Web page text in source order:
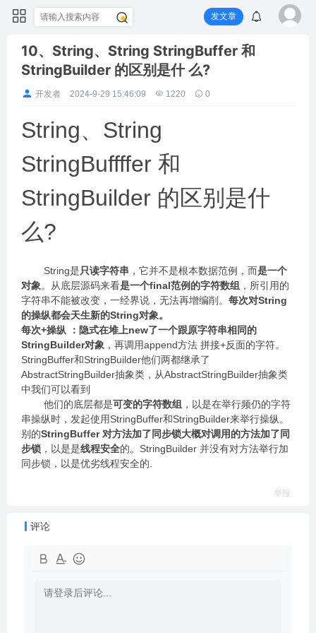
发文章
10、String、String StringBuffer 和
StringBuilder 的区别是什 么?
开发者 2024-9-29 15:46:09 1220 0
String、String
StringBuffffer 和
StringBuilder 的区别是什
么?
String是只读字符串 ，它并不是根本数据范例，而是一个
对象。从底层源码来看是一个final范例的字符数组 ，所引用的
字符串不能被改变，一经界说，无法再增编削。 每次对String
的操纵都会天生新的String对象。
每次+操纵 ：隐式在堆上new了一个跟原字符串相同的
StringBuilder对象 ，再调用append方法 拼接+反面的字符。
StringBuffer和StringBuilder他们两都继承了
AbstractStringBuilder抽象类，从AbstractStringBuilder抽象类
中我们可以看到
他们的底层都是可变的字符数组 ，以是在举行频仍的字符
串操纵时，发起使用StringBuffer和StringBuilder来举行操纵。
别的StringBuffer 对方法加了同步锁大概对调用的方法加了同
步锁 ，以是是线程安全的。StringBuilder 并没有对方法举行加
同步锁，以是优劣线程安全的.
举报
评论